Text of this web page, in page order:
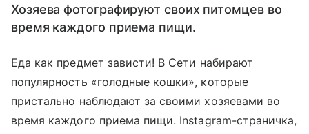
Хозяева фотографируют своих питомцев во
время каждого приема пищи.
Еда как предмет зависти! В Сети набирают
популярность «голодные кошки», которые
пристально наблюдают за своими хозяевами во
время каждого приема пищи. Instagram-страничка,